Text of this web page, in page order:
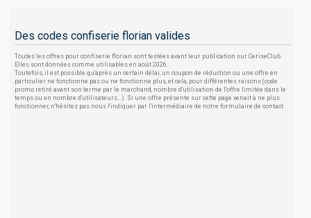
Des codes confiserie florian valides
Toutes les offres pour confiserie florian sont testées avant leur publication sur CeriseClub.
Elles sont données comme utilisables en août 2026.
Toutefois, il est possible qu'après un certain délai, un coupon de réduction ou une offre en
particulier ne fonctionne pas ou ne fonctionne plus, et cela, pour différentes raisons (code
promo retiré avant son terme par le marchand, nombre d'utilisation de l'offre limitée dans le
temps ou en nombre d'utilisateurs...). Si une offre présente sur cette page venait à ne plus
fonctionner, n'hésitez pas nous l'indiquer par l'intermédiaire de notre formulaire de contact.